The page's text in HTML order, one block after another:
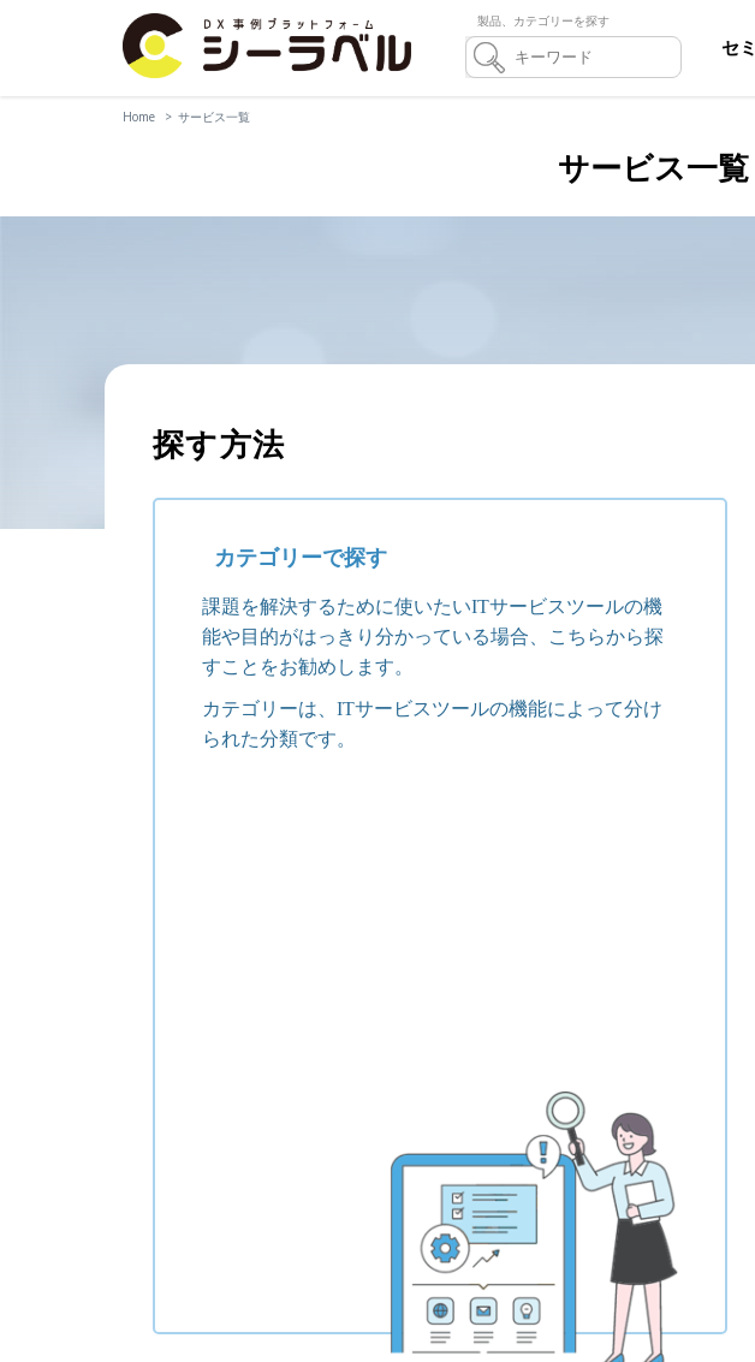
製品、カテゴリーを探す
セ
Home サービス一覧
サービス一
探す方法
カテゴリーで探す
課題を解決するために使いたいITサービスツールの機
能や目的がはっきり分かっている場合、こちらから探
すことをお勧めします。
カテゴリーは、ITサービスツールの機能によって分け
られた分類です。